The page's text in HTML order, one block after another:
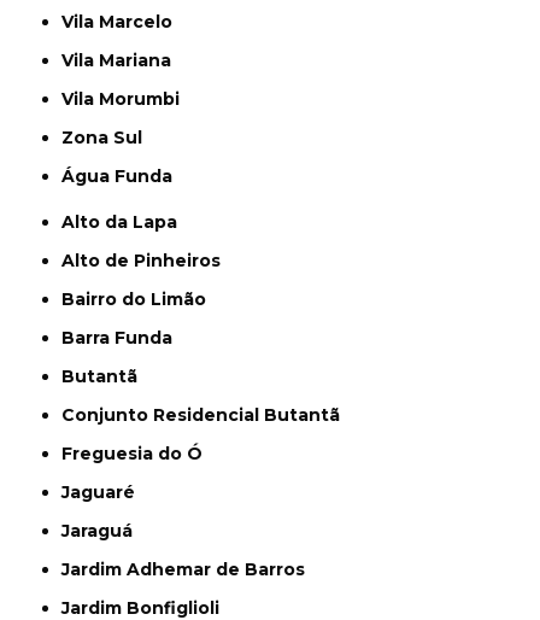
Vila Marcelo
Vila Mariana
Vila Morumbi
Zona Sul
Água Funda
Alto da Lapa
Alto de Pinheiros
Bairro do Limão
Barra Funda
Butantã
Conjunto Residencial Butantã
Freguesia do Ó
Jaguaré
Jaraguá
Jardim Adhemar de Barros
Jardim Bonfiglioli